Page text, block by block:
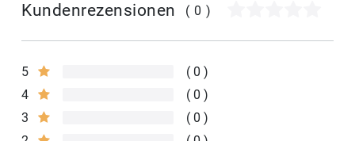
Kundenrezensionen (0)
5
0
4
0
3
0